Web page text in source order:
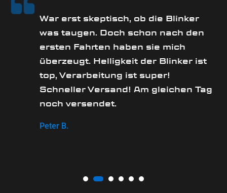
War erst skeptisch, ob die Blinker
was taugen. Doch schon nach den
ersten Fahrten haben sie mich
überzeugt. Helligkeit der Blinker ist
top, Verarbeitung ist super!
Schneller Versand! Am gleichen Tag
noch versendet.
Peter B.